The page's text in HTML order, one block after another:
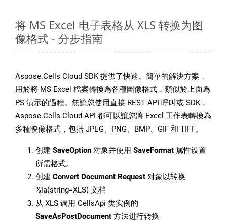
将 MS Excel 电子表格从 XLS 转换为图
像格式 - 分步指南
Aspose.Cells Cloud SDK 提供了快速、簡單的解決方案，
用於將 MS Excel 檔案轉換為各種圖像格式，類似於上面為
PS 演示的過程。無論您使用直接 REST API 呼叫或 SDK，
Aspose.Cells Cloud API 都可以讓您將 Excel 工作表轉換為
多種映像格式，包括 JPEG、PNG、BMP、GIF 和 TIFF。
创建 SaveOption 对象并使用 SaveFormat 属性设置
所需格式。
创建 Convert Document Request 对象以转换
%!a(string=XLS) 文档
从 XLS 调用 CellsApi 类实例的
SaveAsPostDocument 方法进行转换